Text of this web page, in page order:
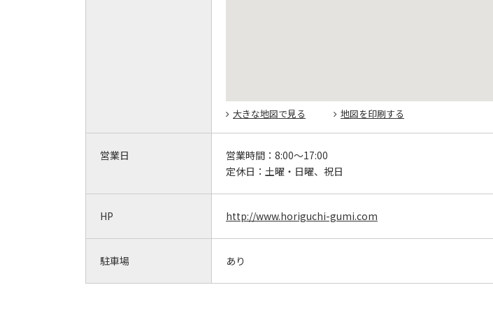
大きな地図で見る 地図を印刷する
営業日 営業時間： 8:00～17:00
定休日： 土曜・日曜、祝日
HP http://www.horiguchi-gumi.com
駐車場 あり